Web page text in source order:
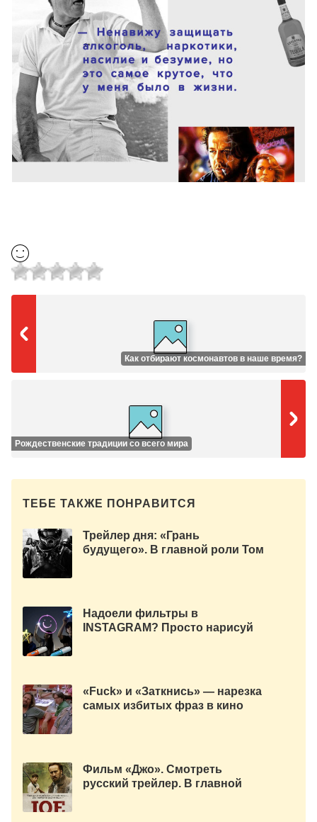
Как отбирают космонавтов в наше время?
Рождественские традиции со всего мира
ТЕБЕ ТАКЖЕ ПОНРАВИТСЯ
Трейлер дня: «Грань
будущего». В главной роли Том
Надоели фильтры в
INSTAGRAM? Просто нарисуй
«Fuck» и «Заткнись» — нарезка
самых избитых фраз в кино
Фильм «Джо». Смотреть
русский трейлер. В главной